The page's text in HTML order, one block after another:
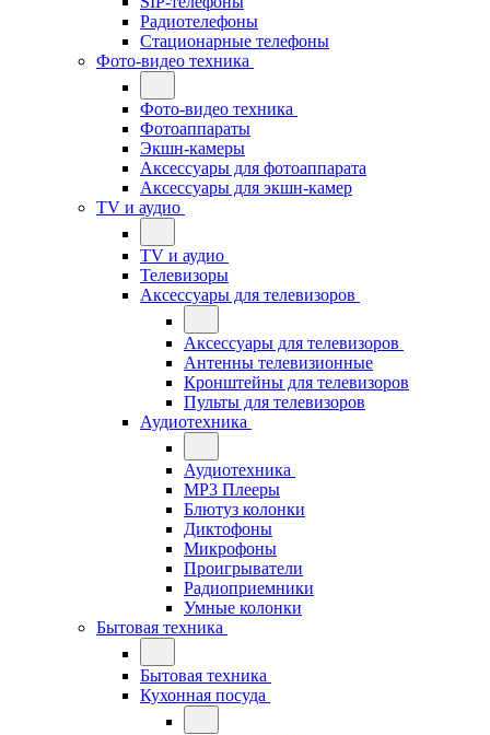
Радиотелефоны
Стационарные телефоны
Фото-видео техника
Фото-видео техника
Фотоаппараты
Экшн-камеры
Аксессуары для фотоаппарата
Аксессуары для экшн-камер
TV и аудио
TV и аудио
Телевизоры
Аксессуары для телевизоров
Аксессуары для телевизоров
Антенны телевизионные
Кронштейны для телевизоров
Пульты для телевизоров
Аудиотехника
Аудиотехника
MP3 Плееры
Блютуз колонки
Диктофоны
Микрофоны
Проигрыватели
Радиоприемники
Умные колонки
Бытовая техника
Бытовая техника
Кухонная посуда